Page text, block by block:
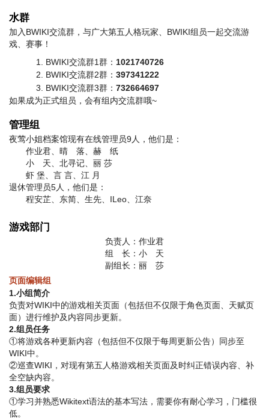
水群
加入BWIKI交流群，与广大第五人格玩家、BWIKI组员一起交流游
戏、赛事！
BWIKI交流群1群： 1021740726
BWIKI交流群2群： 397341222
BWIKI交流群3群： 732664697
如果成为正式组员，会有组内交流群哦~
管理组
夜莺小姐档案馆现有在线管理员9人，他们是：
作业君、晴 落、赫 纸
小 天、北寻记、丽 莎
虾 堡、言 言、江 月
退休管理员5人，他们是：
程安芷、东简、生先、ILeo、江奈
游戏部门
负责人：作业君
组 长：小 天
副组长：丽 莎
页面编辑组
1.小组简介
负责对WIKI中的游戏相关页面（包括但不仅限于角色页面、天赋页
面）进行维护及内容同步更新。
2.组员任务
①将游戏各种更新内容（包括但不仅限于每周更新公告）同步至
WIKI中。
②巡查WIKI，对现有第五人格游戏相关页面及时纠正错误内容、补
全空缺内容。
3.组员要求
①学习并熟悉Wikitext语法的基本写法，需要你有耐心学习，门槛很
低。